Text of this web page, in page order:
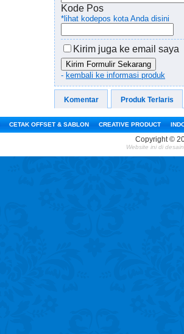
Kode Pos
*lihat kodepos kota Anda disini
Kirim juga ke email saya
Kirim Formulir Sekarang
- kembali ke informasi produk
Komentar Produk Terlaris
CETAK OFFSET & SABLON CREATIVE PRODUCT
Copyright ©
Website inidi